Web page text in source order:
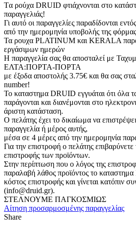
Tα ρούχα DRUID φτιάχνονται στο
παραγγελιάς!
Γι αυτό οι παραγγελίες παραδίδονται
από την ημερομηνία υποβολής της
Τα ρουχα PLATINUM και KERALA
εργάσιμων ημερών
Η παραγγελία σας θα αποσταλεί με
ΕΛΤΑ:ΠΟΡΤΑ-ΠΟΡΤΑ
με έξοδα αποστολής 3.75€ και θα σας
number!
Το καταστημα DRUID εγγυάται ότι όλα
παράγονται και διανέμονται στο
άριστη κατάσταση.
Ο πελάτης έχει το δικαίωμα να
παραγγελία ή μέρος αυτής,
μέσα σε 4 μέρες από την ημερομηνία
Για την επιστροφή ο πελάτης
επιστροφής των προϊόντων.
Στην περίπτωση που ο λόγος της
παραλαβή λάθος προϊόντος το
κόστος επιστροφής και γίνεται κατόπιν
(info@druid.gr).
ΣΤΕΛΝΟΥΜΕ ΠΑΓΚΟΣΜΙΩΣ
Αίτηση προσαρμοσμένης παραγγελίας
Share